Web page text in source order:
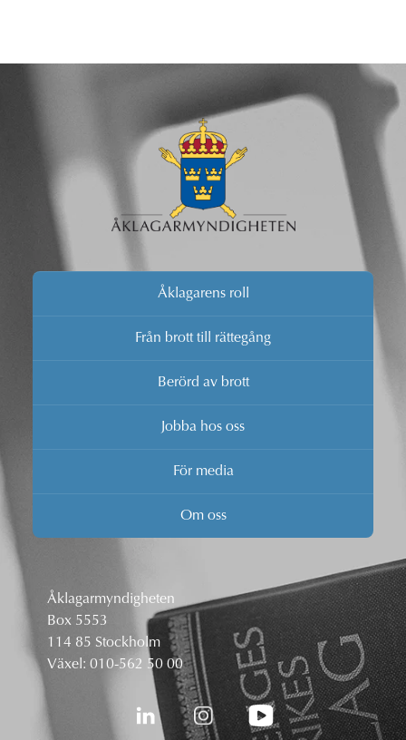
Åklagarens roll
Från brott till rättegång
Berörd av brott
Jobba hos oss
För media
Om oss
Åklagarmyndigheten
Box 5553
114 85 Stockholm
Växel: 010-562 50 00